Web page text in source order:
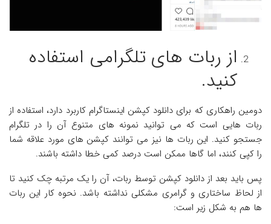
از ربات های تلگرامی استفاده
کنید.
دومین راهکاری که برای دانلود کپشن اینستاگرام کاربرد دارد، استفاده از
ربات هایی است که می توانید نمونه های متنوع آن را در تلگرام
جستجو کنید. این ربات ها نیز می توانند کپشن های مورد علاقه شما
را کپی کنند، اما گاها ممکن است درصد کمی خطا داشته باشند.
پس باید بعد از دانلود کپشن توسط ربات، آن را یک مرتبه چک‌ کنید تا
از لحاظ ساختاری و گرامری مشکلی نداشته باشد. نحوه کار این ربات
ها هم به شکل زیر است: